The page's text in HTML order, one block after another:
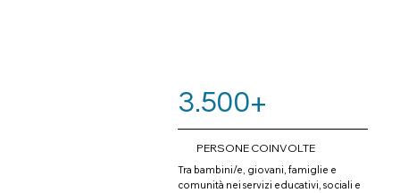
3.500+
PERSONE COINVOLTE
Tra bambini/e, giovani, famiglie e
comunità nei servizi educativi, sociali e